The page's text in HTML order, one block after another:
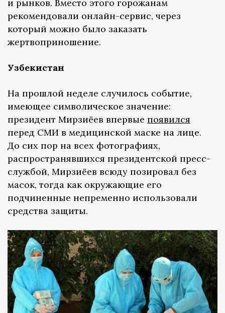
и рынков. Вместо этого горожанам
рекомендовали онлайн-сервис, через
который можно было заказать
жертвоприношение.
Узбекистан
На прошлой неделе случилось событие,
имеющее символическое значение:
президент Мирзиёев впервые появился
перед СМИ в медицинской маске на лице.
До сих пор на всех фотографиях,
распространявшихся президентской пресс-
службой, Мирзиёев всюду позировал без
масок, тогда как окружающие его
подчиненные непременно использовали
средства защиты.